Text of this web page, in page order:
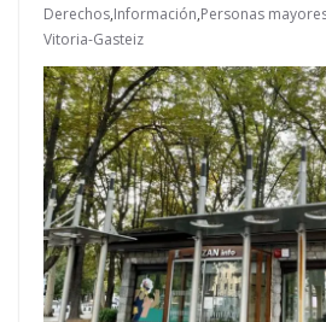
Derechos,Información,Personas
Vitoria-Gasteiz